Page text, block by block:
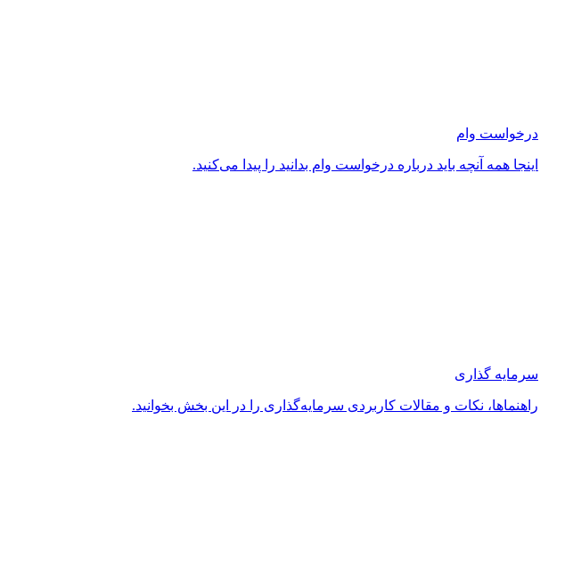
درخواست وام
اینجا همه آنچه باید درباره درخواست وام بدانید را پیدا می‌کنید.
سرمایه گذاری
راهنماها، نکات و مقالات کاربردی سرمایه‌گذاری را در این بخش بخوانید.